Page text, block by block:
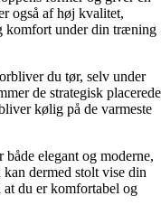
også af høj kvalitet,
komfort under din træning
du tør, selv under
de strategisk placerede
kølig på de varmeste
elegant og moderne,
dermed stolt vise din
du er komfortabel og